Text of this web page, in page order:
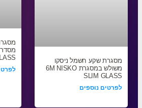
מסגרת שקע חשמל ניסקו
משולש במסגרת 6M NISKO
SLIM GLASS
לפרטים נוספים